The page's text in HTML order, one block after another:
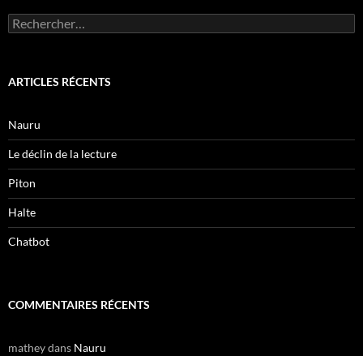
Rechercher :
ARTICLES RÉCENTS
Nauru
Le déclin de la lecture
Piton
Halte
Chatbot
COMMENTAIRES RÉCENTS
matheydans Nauru